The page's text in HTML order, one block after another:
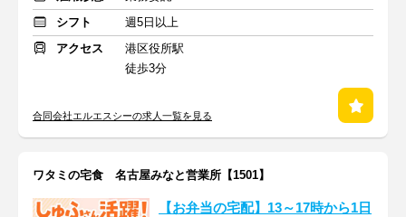
シフト
週5日以上
アクセス
港区役所駅
徒歩3分
合同会社エルエスシーの求人一覧を見る
ワタミの宅食 名古屋みなと営業所【1501】
【お弁当の宅配】13～17時から1日